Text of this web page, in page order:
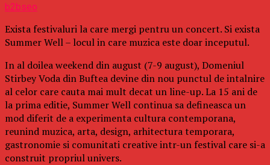
b2bseo
Exista festivaluri la care mergi pentru un concert. Si exista
Summer Well – locul in care muzica este doar inceputul.
In al doilea weekend din august (7-9 august), Domeniul
Stirbey Voda din Buftea devine din nou punctul de intalnire
al celor care cauta mai mult decat un line-up. La 15 ani de
la prima editie, Summer Well continua sa defineasca un
mod diferit de a experimenta cultura contemporana,
reunind muzica, arta, design, arhitectura temporara,
gastronomie si comunitati creative intr-un festival care si-a
construit propriul univers.